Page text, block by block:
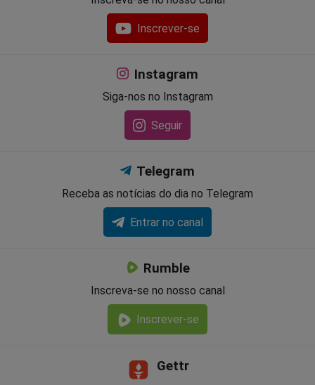
Inscrever-se
Instagram
Siga-nos no Instagram
Seguir
Telegram
Receba as notícias do dia no Telegram
Entrar no canal
Rumble
Inscreva-se no nosso canal
Inscrever-se
Gettr